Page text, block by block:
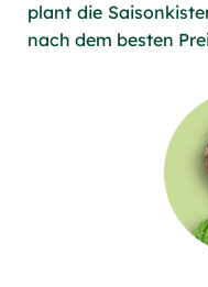
plant die
nach dem besten